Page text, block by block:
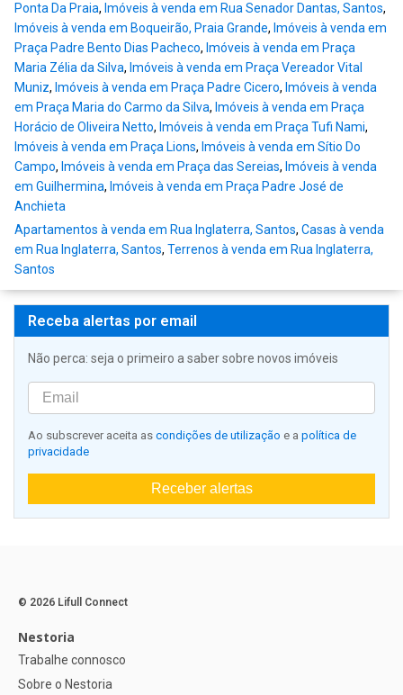
Ponta Da Praia, Imóveis à venda em Rua Senador Dantas, Santos,
Imóveis à venda em Boqueirão, Praia Grande, Imóveis à venda em
Praça Padre Bento Dias Pacheco, Imóveis à venda em Praça
Maria Zélia da Silva, Imóveis à venda em Praça Vereador Vital
Muniz, Imóveis à venda em Praça Padre Cicero, Imóveis à venda
em Praça Maria do Carmo da Silva, Imóveis à venda em Praça
Horácio de Oliveira Netto, Imóveis à venda em Praça Tufi Nami,
Imóveis à venda em Praça Lions, Imóveis à venda em Sítio Do
Campo, Imóveis à venda em Praça das Sereias, Imóveis à venda
em Guilhermina, Imóveis à venda em Praça Padre José de
Anchieta
Apartamentos à venda em Rua Inglaterra, Santos, Casas à venda
em Rua Inglaterra, Santos, Terrenos à venda em Rua Inglaterra,
Santos
Receba alertas por email
Não perca: seja o primeiro a saber sobre novos imóveis
Ao subscrever aceita as condições de utilização e a política de
privacidade
Receber alertas
© 2026 Lifull Connect
Nestoria
Trabalhe connosco
Sobre o Nestoria